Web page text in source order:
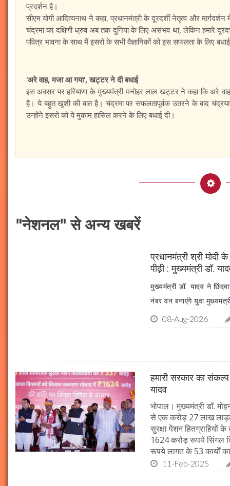
प्रदर्शन है।
सीएम योगी आदित्यनाथ ने कहा, प्रधानमंत्री के दूरदर्शी नेतृत्व और
चंद्रमा का दक्षिणी ध्रुव अब तक दुनिया के लिए असंभव था, लेकिन हमारे
पवित्र भावना के साथ मैं इसरो के सभी वैज्ञानिकों को इस सफलता के लिए
'अरे वाह, मजा आ गया', खट्टर ने दी बधाई
इस अवसर पर हरियाणा के मुख्यमंत्री मनोहर लाल खट्टर ने कहा कि अरे
है। ये बहुत खुशी की बात है। चंद्रमा पर सफलतापूर्वक उतरने के बाद
उन्होंने इसरो को ये मुकाम हासिल करने के लिए बधाई दी।
"नेशनल" से अन्य खबरें
प्रधानमंत्री श्री
पीढ़ी : मुख्यमंत्री डॉ.
मुख्यमंत्री डॉ. यादव ने
नंबर वन बनाएंगे युवा
08-Aug-2026
हमारी सरकार का
यादव
भोपाल। मुख्यमंत्री डॉ.
से एक करोड़ 27 लाख
सुरक्षा पेंशन
1624 करोड़ रूपये सिंगल
रूपये लागत के 53 कार्यों
11-Feb-2025